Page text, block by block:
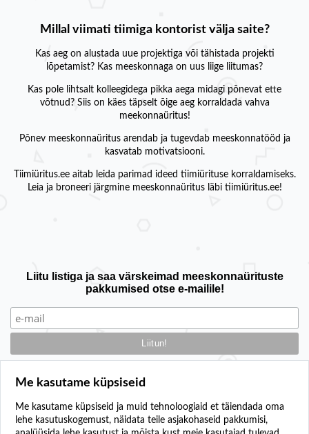
Millal viimati tiimiga kontorist välja saite?
Kas aeg on alustada uue projektiga või tähistada projekti
lõpetamist? Kas meeskonnaga on uus liige liitumas?
Kas pole lihtsalt kolleegidega pikka aega midagi põnevat ette
võtnud? Siis on käes täpselt õige aeg korraldada vahva
meekonnaüritus!
Põnev meeskonnaüritus arendab ja tugevdab meeskonnatööd ja
kasvatab motivatsiooni.
Tiimiüritus.ee aitab leida parimad ideed tiimiürituse korraldamiseks.
Leia ja broneeri järgmine meeskonnaüritus läbi tiimiüritus.ee!
Liitu listiga ja saa värskeimad meeskonnaürituste
pakkumised otse e-mailile!
Kontakt
Me kasutame küpsiseid
Me kasutame küpsiseid ja muid tehnoloogiaid et täiendada oma
lehe kasutuskogemust, näidata teile asjakohaseid pakkumisi,